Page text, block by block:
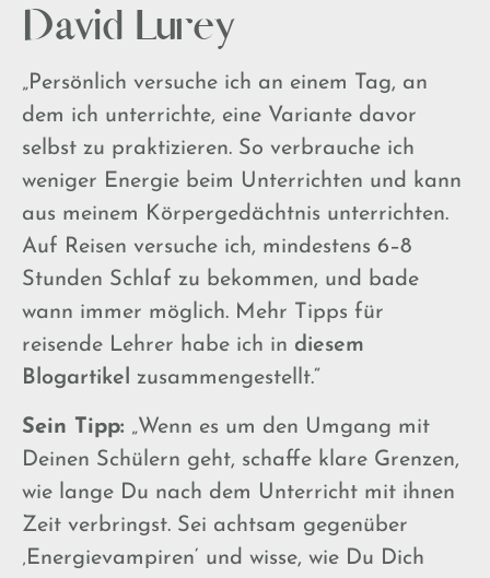
David Lurey
„Persönlich versuche ich an einem Tag, an
dem ich unterrichte, eine Variante davor
selbst zu praktizieren. So verbrauche ich
weniger Energie beim Unterrichten und kann
aus meinem Körpergedächtnis unterrichten.
Auf Reisen versuche ich, mindestens 6–8
Stunden Schlaf zu bekommen, und bade
wann immer möglich. Mehr Tipps für
reisende Lehrer habe ich in diesem
Blogartikel zusammengestellt.“
Sein Tipp: „Wenn es um den Umgang mit
Deinen Schülern geht, schaffe klare Grenzen,
wie lange Du nach dem Unterricht mit ihnen
Zeit verbringst. Sei achtsam gegenüber
‚Energievampiren‘ und wisse, wie Du Dich